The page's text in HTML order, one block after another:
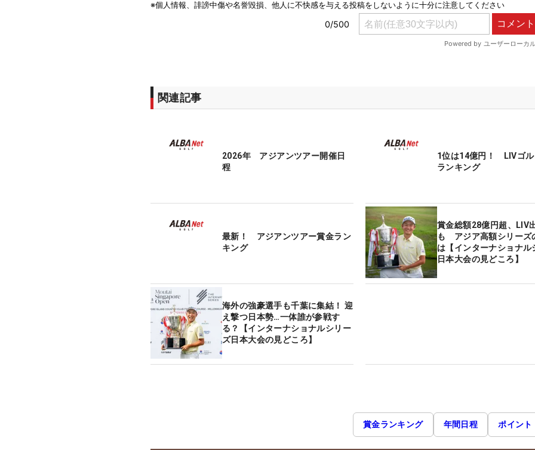
関連記事
2026年 アジアンツアー開催日
程
1位は14億円！ LIVゴル
ランキング
最新！ アジアンツアー賞金ラン
キング
賞金総額28億円超、LIV
も アジア高額シリーズ
は【インターナショナル
日本大会の見どころ】
海外の強豪選手も千葉に集結！ 迎
え撃つ日本勢…一体誰が参戦す
る？【インターナショナルシリー
ズ日本大会の見どころ】
賞金ランキング 年間日程 ポイント